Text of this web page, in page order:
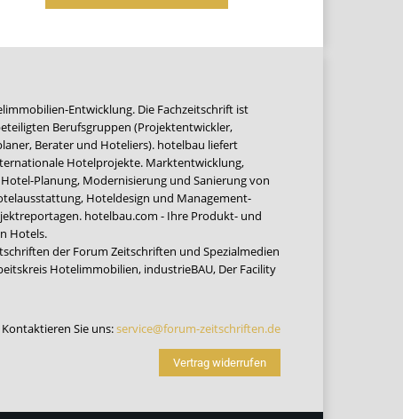
Entwicklung. Die Fachzeitschrift ist
Berufsgruppen (Projektentwickler,
Berater und Hoteliers). hotelbau liefert
Hotelprojekte. Marktentwicklung,
Planung, Modernisierung und Sanierung von
Hoteldesign und Management-
hotelbau.com - Ihre Produkt- und
Hotels.
der Forum Zeitschriften und Spezialmedien
Hotelimmobilien, industrieBAU, Der Facility
Kontaktieren Sie uns:service@forum-zeitschriften.de
Vertrag widerrufen